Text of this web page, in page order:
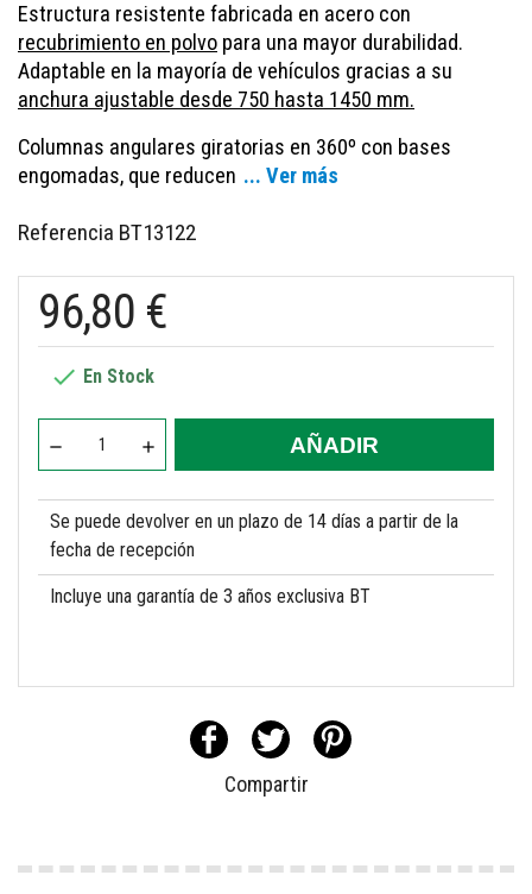
Estructura resistente fabricada en acero con
recubrimiento en polvo para una mayor durabilidad.
Adaptable en la mayoría de vehículos gracias a su
anchura ajustable desde 750 hasta 1450 mm.
Columnas angulares giratorias en 360º con bases
engomadas, que reducen ... Ver más
Referencia BT13122
96,80 €
 En Stock
AÑADIR
Se puede devolver en un plazo de 14 días a partir de la
fecha de recepción
Incluye una garantía de 3 años exclusiva BT
Compartir